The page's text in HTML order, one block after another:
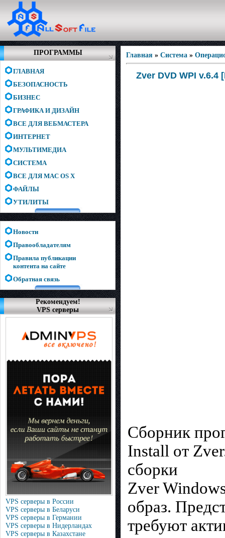
ПРОГРАММЫ
ГЛАВНАЯ
БЕЗОПАСНОСТЬ
БИЗНЕС
ГРАФИКА И ДИЗАЙН
ВСЕ ДЛЯ ВЕБМАСТЕРА
ИНТЕРНЕТ
МУЛЬТИМЕДИА
СИСТЕМА
ВСЕ ДЛЯ MAC OS X
ФАЙЛЫ
УТИЛИТЫ
Новости
Правообладателям
Правила публикации
контента на сайте
Обратная связь
Рекомендуем!
VPS серверы
VPS серверы в России
VPS серверы в Беларуси
VPS серверы в Германии
VPS серверы в Нидерландах
VPS серверы в Казахстане
Главная » Система »
Zver DVD WPI v.6.4
Сборник
Install от
сборки
Zver
образ.
требуют